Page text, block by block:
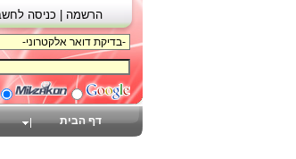
דף הבית
הרשמה | כניסה